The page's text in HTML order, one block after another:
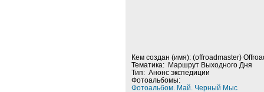
Кем создан (имя): (offroadmaster)
Тематика: Маршрут Выходного Дня
Тип: Анонс экспедиции
Фотоальбомы:
Фотоальбом. Май. Черный Мыс